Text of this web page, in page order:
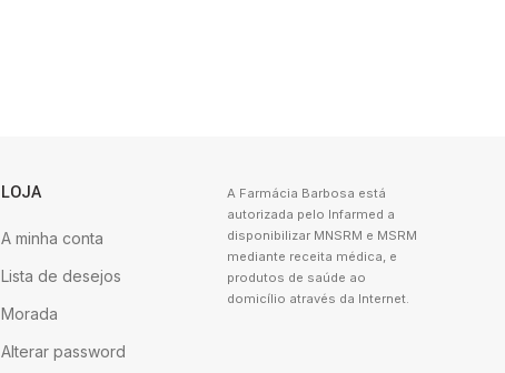
LOJA
A minha conta
Lista de desejos
Morada
Alterar password
A Farmácia Barbosa está
autorizada pelo Infarmed a
disponibilizar MNSRM e MSRM
mediante receita médica, e
produtos de saúde ao
domicílio através da Internet.